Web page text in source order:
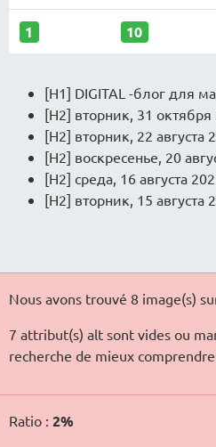
1 10
[H1] DIGITAL -блог для
[H2] вторник, 31 октября
[H2] вторник, 22 августа
[H2] воскресенье, 20
[H2] среда, 16 августа
[H2] вторник, 15 августа
Nous avons trouvé 8 image(s)
7 attribut(s) alt sont vides ou
recherche de mieux
Ratio : 2%